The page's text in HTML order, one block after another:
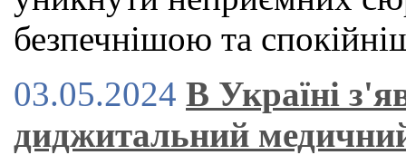
безпечнішою та
03.05.2024 В Україні
диджитальний